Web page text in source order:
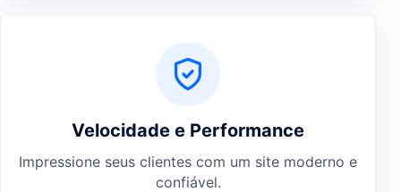
Velocidade e Performance
Impressione seus clientes com um site moderno e
confiável.